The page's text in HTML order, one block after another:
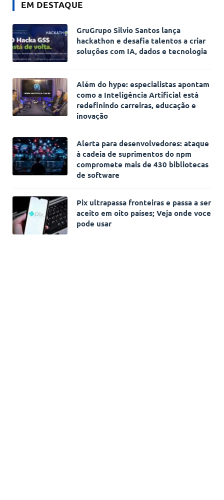
EM DESTAQUE
GruGrupo Silvio Santos lança
hackathon e desafia talentos a criar
soluções com IA, dados e tecnologia
Além do hype: especialistas apontam
como a Inteligência Artificial está
redefinindo carreiras, educação e
inovação
Alerta para desenvolvedores: ataque
à cadeia de suprimentos do npm
compromete mais de 430 bibliotecas
de software
Pix ultrapassa fronteiras e passa a ser
aceito em oito países; Veja onde voce
pode usar